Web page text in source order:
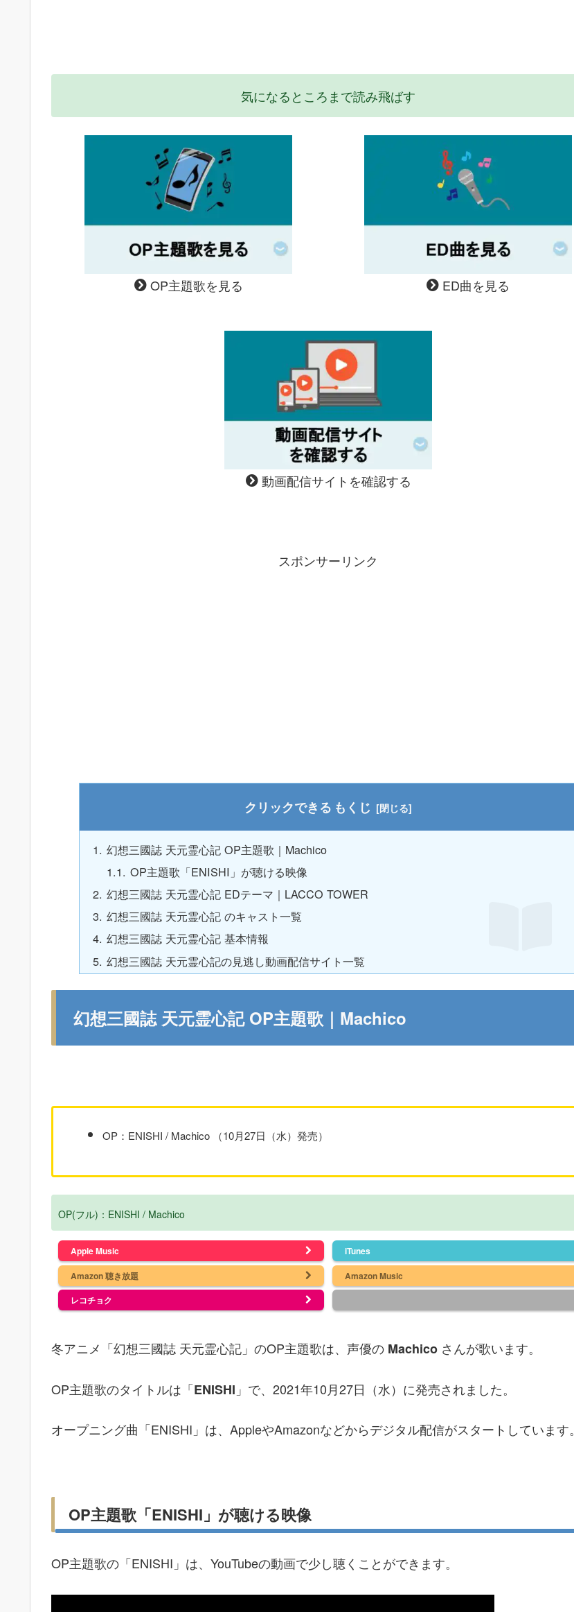
気になるところまで読み飛ばす
OP主題歌を見る ED曲を見る
動画配信サイトを確認する
スポンサーリンク
もくじ
幻想三國誌 天元霊心記 OP主題歌｜Machico
OP主題歌「ENISHI」が聴ける映像
幻想三國誌 天元霊心記 EDテーマ｜LACCO TOWER
幻想三國誌 天元霊心記 のキャスト一覧
幻想三國誌 天元霊心記 基本情報
幻想三國誌 天元霊心記の見逃し動画配信サイト一覧
幻想三國誌 天元霊心記 OP主題歌｜Machico
OP：ENISHI / Machico （10月27日（水）発売）
OP(フル)：ENISHI / Machico
Apple Music
iTunes
Amazon 聴き放題
Amazon Music
レコチョク
冬アニメ「幻想三國誌 天元霊心記」のOP主題歌は、声優の Machico さんが歌います。
OP主題歌のタイトルは「ENISHI 」で、2021年10月27日（水）に発売されました。
オープニング曲「ENISHI」は、AppleやAmazonなどからデジタル配信がスタートしています。
OP主題歌「ENISHI」が聴ける映像
OP主題歌の「ENISHI」は、YouTubeの動画で少し聴くことができます。